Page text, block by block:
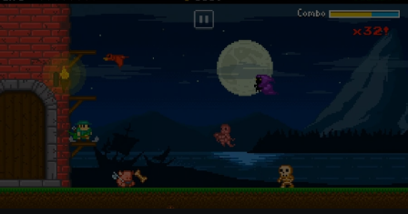
impresionantes y cada mejora de torre y cada héroe tienen un
aspecto único que encaja perfectamente con el estilo
caricaturesco característico de Ironhide Games.Kingdom Rush se
monetiza mediante iAP opcionales para héroes adicionales y
gemas que se usan para comprar bombas, corazones y pociones
consumibles. Estas compras facilitan un poco el juego, pero no
son necesarias para disfrutar de una experiencia de juego
completa, ya que tenemos cuatro héroes gratis y las gemas se
pueden conseguir jugando.A pesar de su antigüedad, Kingdom
Rush es uno de los juegos de defensa de torres más populares, y es
una agradable introducción al género si eres nuevo en él.